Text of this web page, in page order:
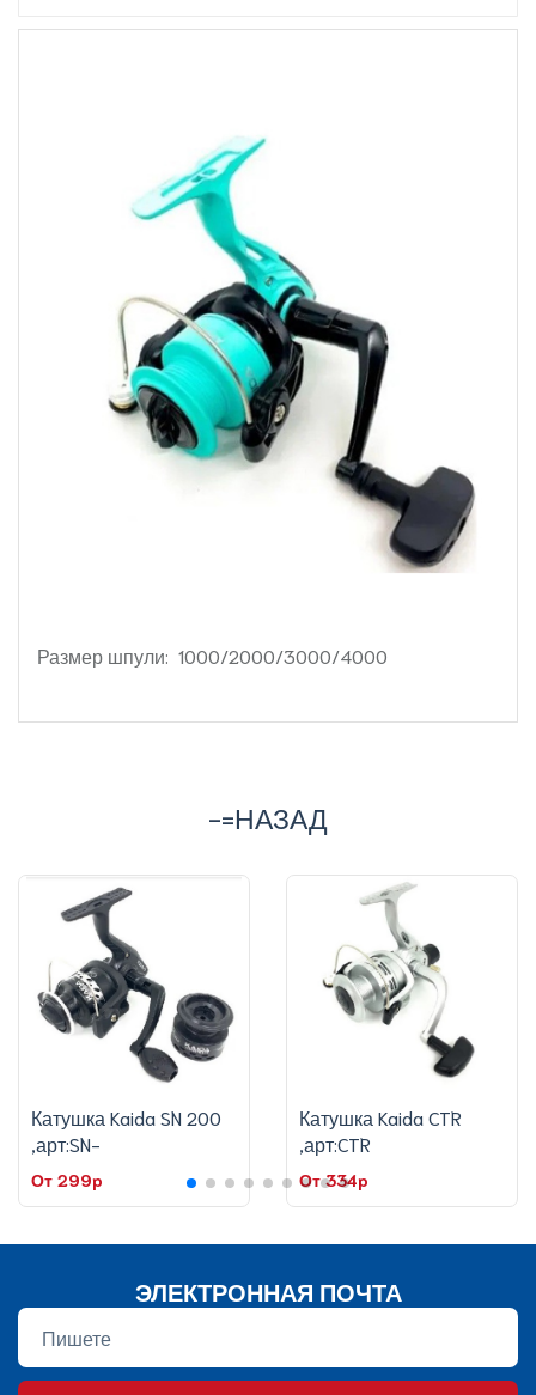
Размер шпули: 1000/2000/3000/4000
-=НАЗАД
Катушка Kaida SN 200
,арт:SN-
От 299p
Катушка Kaida CTR
,арт:CTR
От 334p
ЭЛЕКТРОННАЯ ПОЧТА